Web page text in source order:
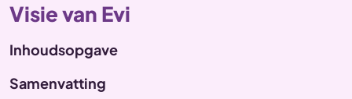
Visie van Evi
Inhoudsopgave
Samenvatting